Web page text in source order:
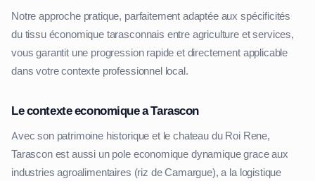
Notre approche pratique, parfaitement adaptée aux spécificités
du tissu économique tarasconnais entre agriculture et services,
vous garantit une progression rapide et directement applicable
dans votre contexte professionnel local.
Le contexte economique a Tarascon
Avec son patrimoine historique et le chateau du Roi Rene,
Tarascon est aussi un pole economique dynamique grace aux
industries agroalimentaires (riz de Camargue), a la logistique